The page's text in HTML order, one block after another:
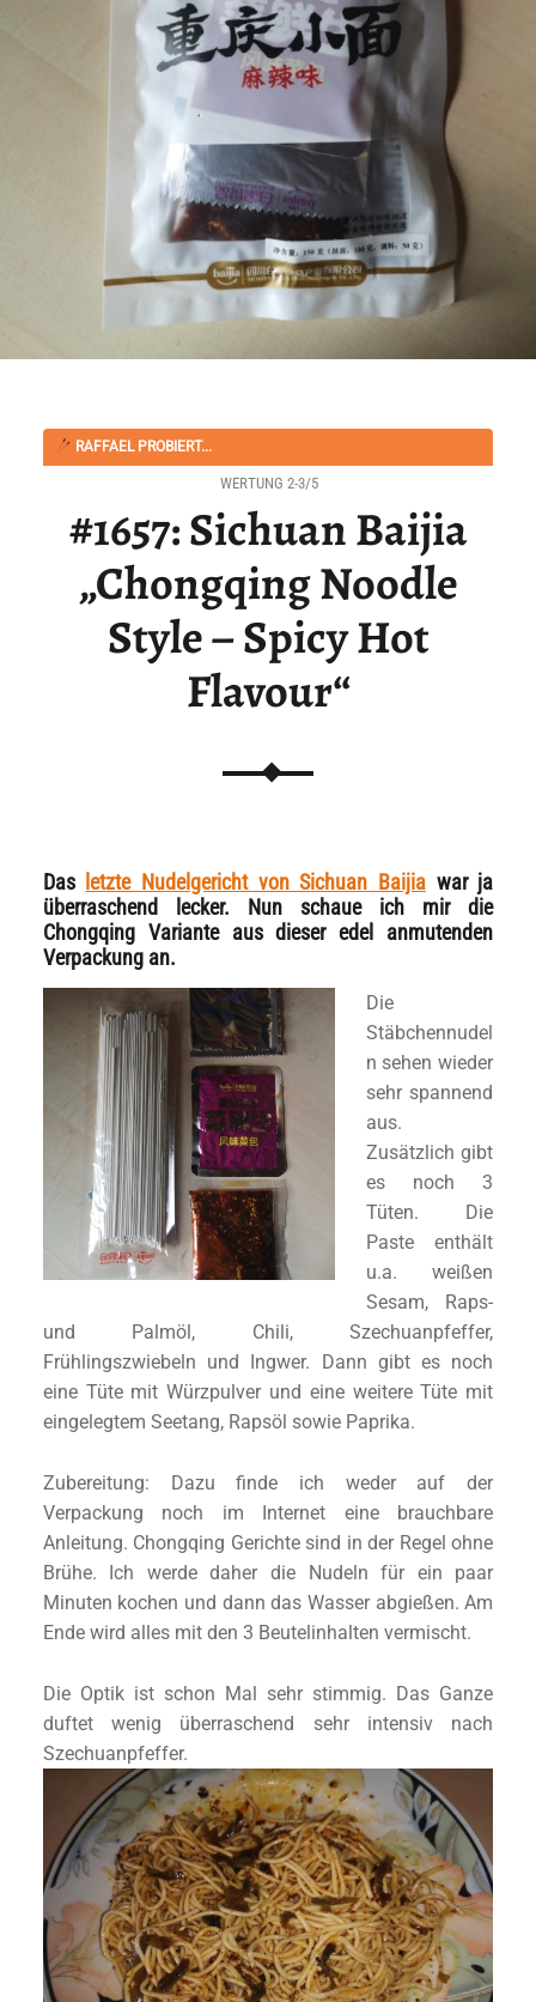
RAFFAEL PROBIERT...
#1657: Sichuan Baijia
„Chongqing Noodle
Style – Spicy Hot
Flavour“
WERTUNG 2-3/5
Das letzte Nudelgericht von Sichuan Baijiawar ja
überraschend lecker. Nun schaue ich mir die
Chongqing Variante aus dieser edel anmutenden
Verpackung an.
Die
Stäbchennudel
n sehen wieder
sehr spannend
aus.
Zusätzlich gibt
es noch 3
Tüten. Die
Paste enthält
u.a. weißen
Sesam, Raps-
und Palmöl, Chili, Szechuanpfeffer,
Frühlingszwiebeln und Ingwer. Dann gibt es noch
eine Tüte mit Würzpulver und eine weitere Tüte mit
eingelegtem Seetang, Rapsöl sowie Paprika.
Zubereitung: Dazu finde ich weder auf der
Verpackung noch im Internet eine brauchbare
Anleitung. Chongqing Gerichte sind in der Regel ohne
Brühe. Ich werde daher die Nudeln für ein paar
Minuten kochen und dann das Wasser abgießen. Am
Ende wird alles mit den 3 Beutelinhalten vermischt.
Die Optik ist schon Mal sehr stimmig. Das Ganze
duftet wenig überraschend sehr intensiv nach
Szechuanpfeffer.